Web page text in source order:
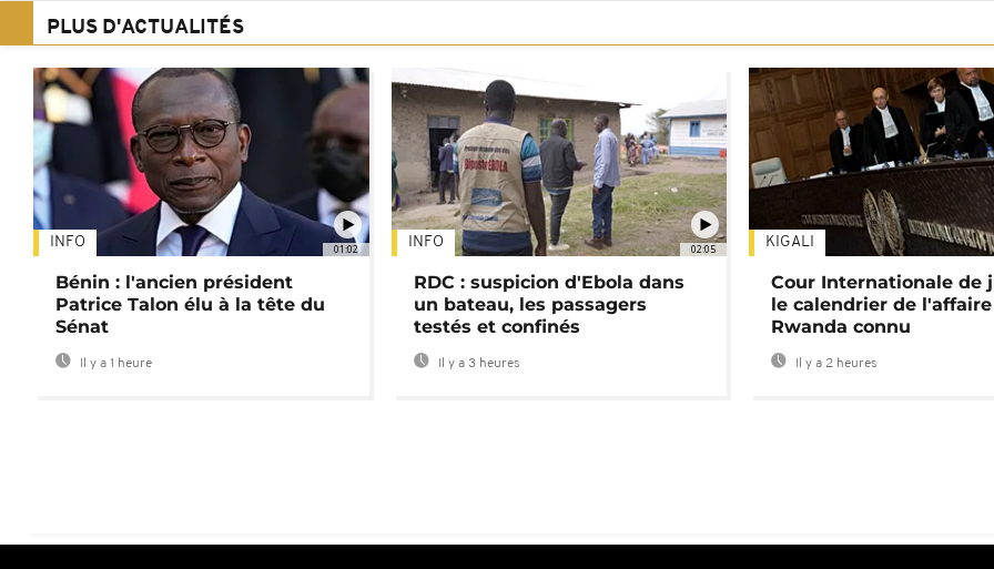
PLUS D'ACTUALITÉS
01:02
INFO
Bénin : l'ancien président
Patrice Talon élu à la tête du
Sénat
Il y a 1 heure
02:05
INFO
RDC : suspicion d'Ebola dans
un bateau, les passagers
testés et confinés
Il y a 3 heures
KIGALI
Cour Internationale de
le calendrier de l'affaire
Rwanda connu
Il y a 2 heures